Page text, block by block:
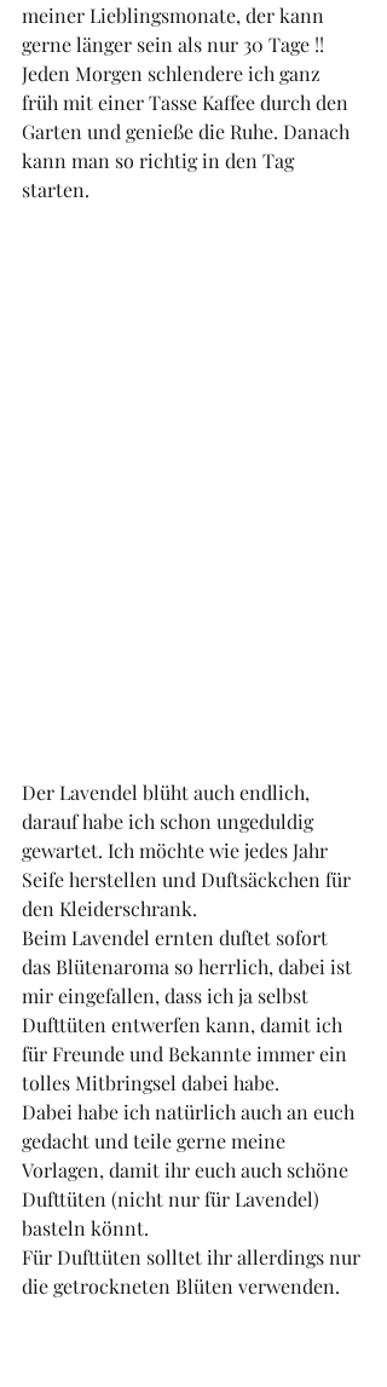
meiner Lieblingsmonate, der kann
gerne länger sein als nur 30 Tage !!
Jeden Morgen schlendere ich ganz
früh mit einer Tasse Kaffee durch den
Garten und genieße die Ruhe. Danach
kann man so richtig in den Tag
starten.
Der Lavendel blüht auch endlich,
darauf habe ich schon ungeduldig
gewartet. Ich möchte wie jedes Jahr
Seife herstellen und Duftsäckchen für
den Kleiderschrank.
Beim Lavendel ernten duftet sofort
das Blütenaroma so herrlich, dabei ist
mir eingefallen, dass ich ja selbst
Dufttüten entwerfen kann, damit ich
für Freunde und Bekannte immer ein
tolles Mitbringsel dabei habe.
Dabei habe ich natürlich auch an euch
gedacht und teile gerne meine
Vorlagen, damit ihr euch auch schöne
Dufttüten (nicht nur für Lavendel)
basteln könnt.
Für Dufttüten solltet ihr allerdings nur
die getrockneten Blüten verwenden.